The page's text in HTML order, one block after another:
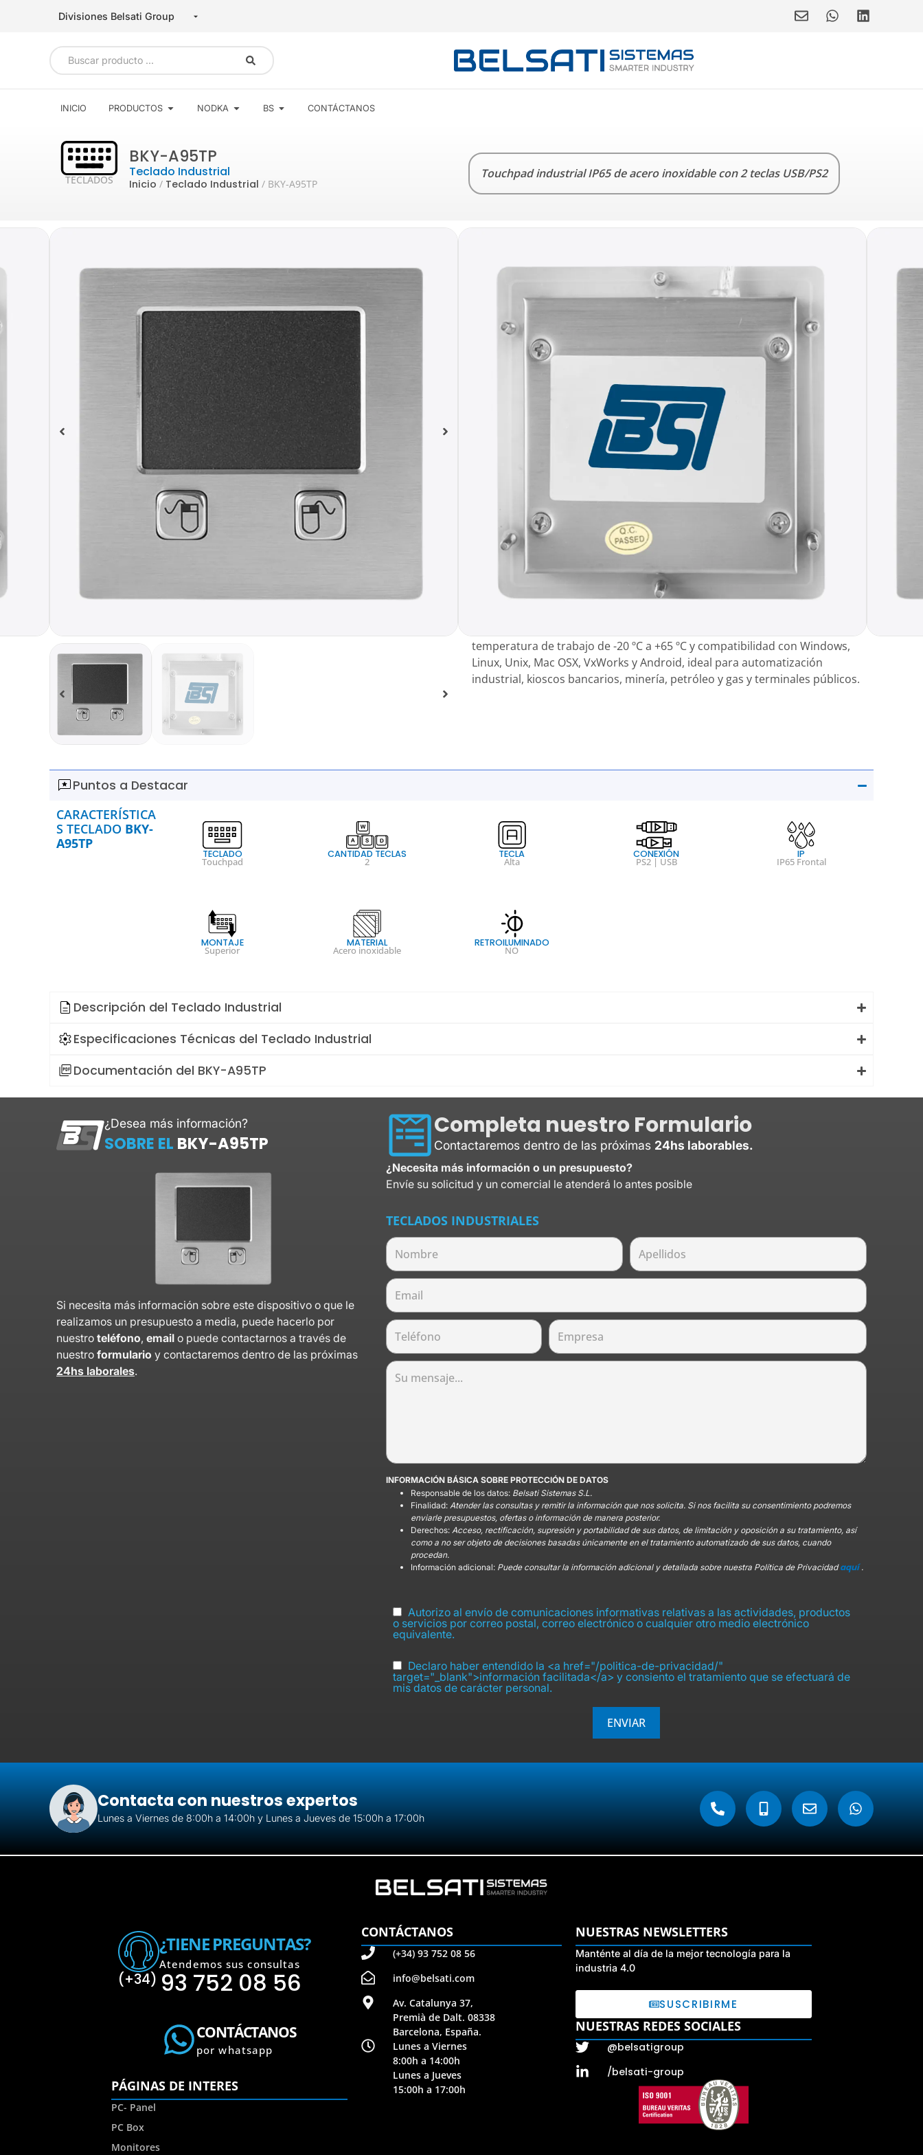
INICIO PRODUCTOS NODKA BS CONTÁCTANOS
TECLADOS
BKY-A95TP
Teclado Industrial
Inicio / Teclado Industrial / BKY-A95TP
Touchpad industrial IP65 de acero inoxidable con 2 teclas USB/PS2
TOUCHPAD
Panel táctil 95x95mm con 2 teclas de ratón selladas
Interfaz USB PS2 y amplia compatibilidad de sistemas
¿No sabes qué modelo te conviene más?
Analizamos las diferencias clave para que elijas según tus
TE AYUDAMOS A ELEGIR
teclado BKY-A95TP es untouchpad industrial de acero inoxidable
95 x 95 mm, sellado
para uso intensivo en entornos exigentes.
de acero inoxidable, dinámicamente selladas, para
un control rápido y preciso del cursor en aplicaciones profesionales. Su
construcción robusta con frontal de acero cepillado, electrónica protegida y
temperatura de trabajo de -20 ºC a +65 ºC y compatibilidad con Windows,
Linux, Unix, Mac OSX, VxWorks y Android, ideal para automatización
industrial, kioscos bancarios, minería, petróleo y gas y terminales públicos.
Puntos a Destacar
CARACTERÍSTICA
S TECLADO BKY-
A95TP
TECLADO
Touchpad
CANTIDAD TECLAS
2
TECLA
Alta
CONEXIÓN
PS2 | USB
IP
IP65 Frontal
MONTAJE
Superior
MATERIAL
Acero inoxidable
RETROILUMINADO
NO
Descripción del Teclado Industrial
Especificaciones Técnicas del Teclado Industrial
Documentación del BKY-A95TP
¿Desea más información?
SOBRE EL BKY-A95TP
Si necesita más información sobre este dispositivo o que le
realizamos un presupuesto a media, puede hacerlo por
nuestro teléfono, email o puede contactarnos a través de
nuestro formulario y contactaremos dentro de las próximas
24hs laborales.
Completa nuestro Formulario
Contactaremos dentro de las próximas 24hs laborables.
¿Necesita más información o un presupuesto?
Envíe su solicitud y un comercial le atenderá lo antes posible
TECLADOS INDUSTRIALES
INFORMACIÓN BÁSICA SOBRE PROTECCIÓN DE DATOS
Responsable de los datos: Belsati Sistemas S.L.
Finalidad: Atender las consultas y remitir la información que nos solicita. Si nos facilita su consentimiento podremos
enviarle presupuestos, ofertas o información de manera posterior.
Derechos: Acceso, rectificación, supresión y portabilidad de sus datos, de limitación y oposición a su tratamiento, así
como a no ser objeto de decisiones basadas únicamente en el tratamiento automatizado de sus datos, cuando
procedan.
Información adicional: Puede consultar la información adicional y detallada sobre nuestra Política de Privacidadaquí .
Autorizo al envío de comunicaciones informativas relativas a las actividades, productos
o servicios por correo postal, correo electrónico o cualquier otro medio electrónico
equivalente.
Declaro haber entendido la <a href="/politica-de-privacidad/"
target="_blank">información facilitada</a> y consiento el tratamiento que se efectuará de
mis datos de carácter personal.
ENVIAR
Contacta con nuestros expertos
Lunes a Viernes de 8:00h a 14:00h y Lunes a Jueves de 15:00h a 17:00h
¿TIENE PREGUNTAS?
Atendemos sus consultas
(+34) 93 752 08 56
CONTÁCTANOS
por whatsapp
PÁGINAS DE INTERES
PC- Panel
PC Box
Monitores
CONTÁCTANOS
(+34) 93 752 08 56
info@belsati.com
Av. Catalunya 37,
Premià de Dalt. 08338
Barcelona, España.
Lunes a Viernes
8:00h a 14:00h
Lunes a Jueves
15:00h a 17:00h
NUESTRAS NEWSLETTERS
Manténte al día de la mejor tecnología para la
industria 4.0
SUSCRIBIRME
NUESTRAS REDES SOCIALES
@belsatigroup
/belsati-group